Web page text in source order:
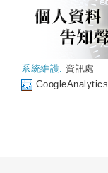
系統維護: 資訊處
GoogleAnalytics